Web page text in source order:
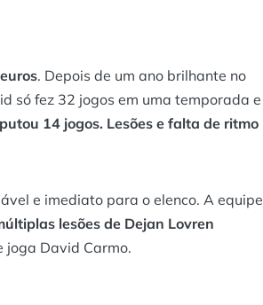
. Depois de um ano brilhante no
só fez 32 jogos em uma temporada e
14 jogos. Lesões e falta de ritmo
e imediato para o elenco. A equipe
lesões de Dejan Lovren
joga David Carmo.